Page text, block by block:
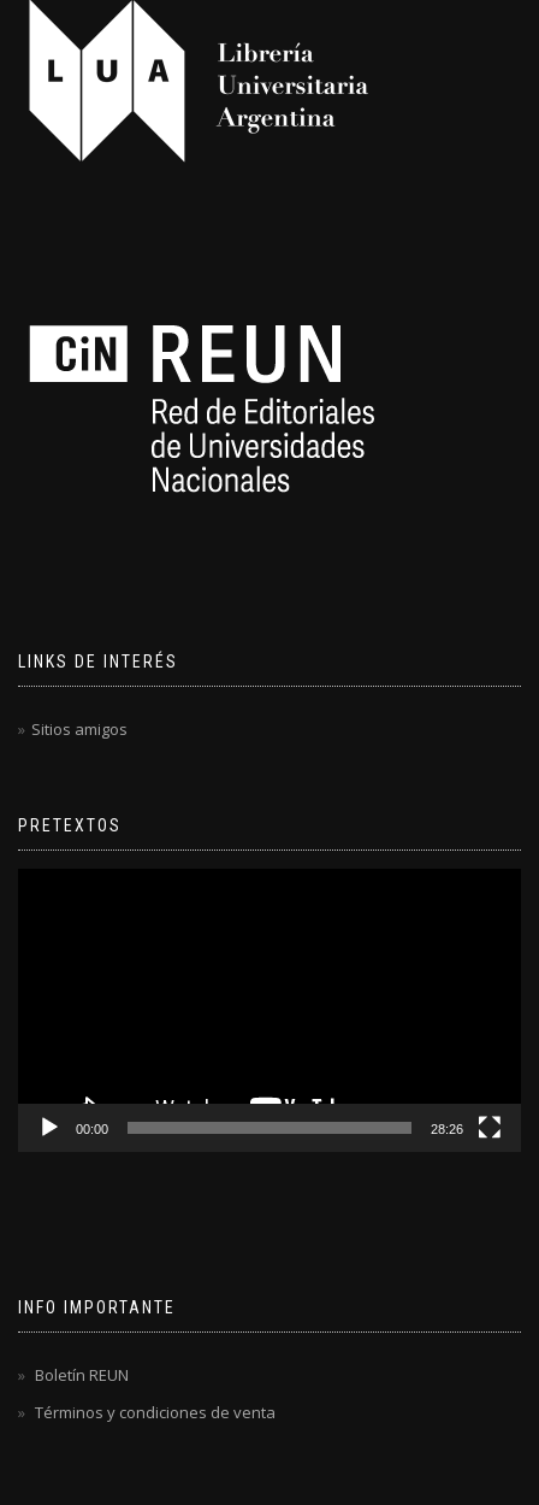
LINKS DE INTERÉS
Sitios amigos
PRETEXTOS
00:00 28:26
INFO IMPORTANTE
Boletín REUN
Términos y condiciones de venta